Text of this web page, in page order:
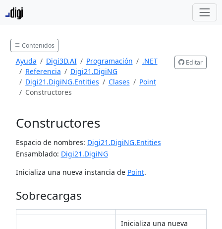
Contenidos
Ayuda Digi3D.AI Programación
.NET
Referencia
Digi21.DigiNG
Digi21.DigiNG.Entities
Clases
Point
Constructores
Editar
Constructores
Espacio de nombres: Digi21.DigiNG.Entities
Ensamblado: Digi21.DigiNG
Inicializa una nueva instancia de Point.
Sobrecargas
Inicializa una nueva